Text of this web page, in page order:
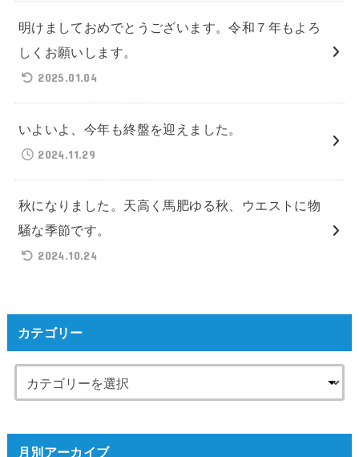
明けましておめでとうございます。令和７年もよろ
しくお願いします。
2025.01.04
いよいよ、今年も終盤を迎えました。
2024.11.29
秋になりました。天高く馬肥ゆる秋、ウエストに物
騒な季節です。
2024.10.24
カテゴリー
月別アーカイブ